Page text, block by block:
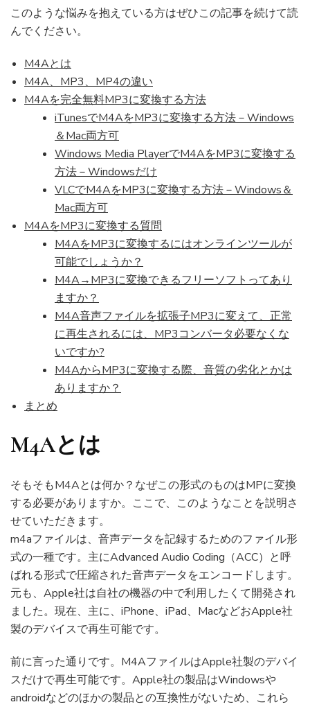
る
方
｜
Windows
＆
Mac)
このような悩みを抱えている方はぜひこの記事を続けて読
んでください。
M4Aとは
M4A、MP3、MP4の違い
M4Aを完全無料MP3に変換する方法
iTunesでM4AをMP3に変換する方法－Windows
＆Mac両方可
Windows Media PlayerでM4AをMP3に変換する
方法－Windowsだけ
VLCでM4AをMP3に変換する方法－Windows＆
Mac両方可
M4AをMP3に変換する質問
M4AをMP3に変換するにはオンラインツールが
可能でしょうか？
M4A→MP3に変換できるフリーソフトってあり
ますか？
M4A音声ファイルを拡張子MP3に変えて、正常
に再生されるには、MP3コンバータ必要なくな
いですか?
M4AからMP3に変換する際、音質の劣化とかは
ありますか？
まとめ
M4Aとは
そもそもM4Aとは何か？なぜこの形式のものはMPに変換
する必要がありますか。ここで、このようなことを説明さ
せていただきます。
m4aファイルは、音声データを記録するためのファイル形
式の一種です。主にAdvanced Audio Coding（ACC）と呼
ばれる形式で圧縮された音声データをエンコードします。
元も、Apple社は自社の機器の中で利用したくて開発され
ました。現在、主に、iPhone、iPad、MacなどおApple社
製のデバイスで再生可能です。
前に言った通りです。M4AファイルはApple社製のデバイ
スだけで再生可能です。Apple社の製品はWindowsや
androidなどのほかの製品との互換性がないため、これら